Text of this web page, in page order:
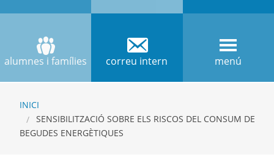
alumnes i famílies correu intern menú
INICI
SENSIBILITZACIÓ SOBRE ELS RISCOS DEL CONSUM DE
BEGUDES ENERGÈTIQUES